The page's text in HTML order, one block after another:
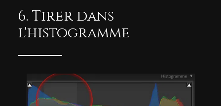
6. Tirer dans
l'histogramme